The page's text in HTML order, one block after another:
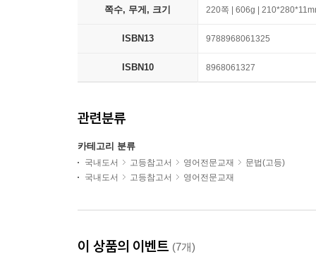
쪽수, 무게, 크기 220쪽 | 606g |
ISBN13 9788968061325
ISBN10 8968061327
관련분류
카테고리 분류
국내도서 고등참고서 영어전문교재
문법(고등)
국내도서
고등참고서 영어전문교재
이 상품의 이벤트 (7개)